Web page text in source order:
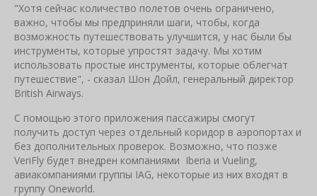
"Хотя сейчас количество полетов очень ограничено,
важно, чтобы мы предприняли шаги, чтобы, когда
возможность путешествовать улучшится, у нас были бы
инструменты, которые упростят задачу. Мы хотим
использовать простые инструменты, которые облегчат
путешествие", - сказал Шон Дойл, генеральный директор
British Airways.
С помощью этого приложения пассажиры смогут
получить доступ через отдельный коридор в аэропортах и
​​без дополнительных проверок. Возможно, что позже
VeriFly будет внедрен компаниями Iberia и Vueling,
авиакомпаниями группы IAG, некоторые из них входят в
группу Oneworld.